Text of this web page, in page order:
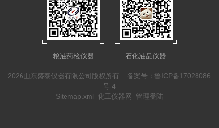
粮油药检仪器 石化油品仪器
2026山东盛泰仪器有限公司版权所有 备案号：鲁ICP备17028086
号-4
Sitemap.xml 化工仪器网 管理登陆